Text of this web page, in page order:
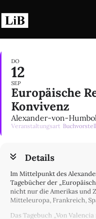
Inhalt
springen
DO
12
SEP
Europäische
Konvivenz
Alexander-von-
Veranstaltungsart
Details
Im Mittelpunkt des
Tagebücher der
nicht nur die Amerikas und
Mitteleuropa, Frankreich,
Das Tagebuch „Von